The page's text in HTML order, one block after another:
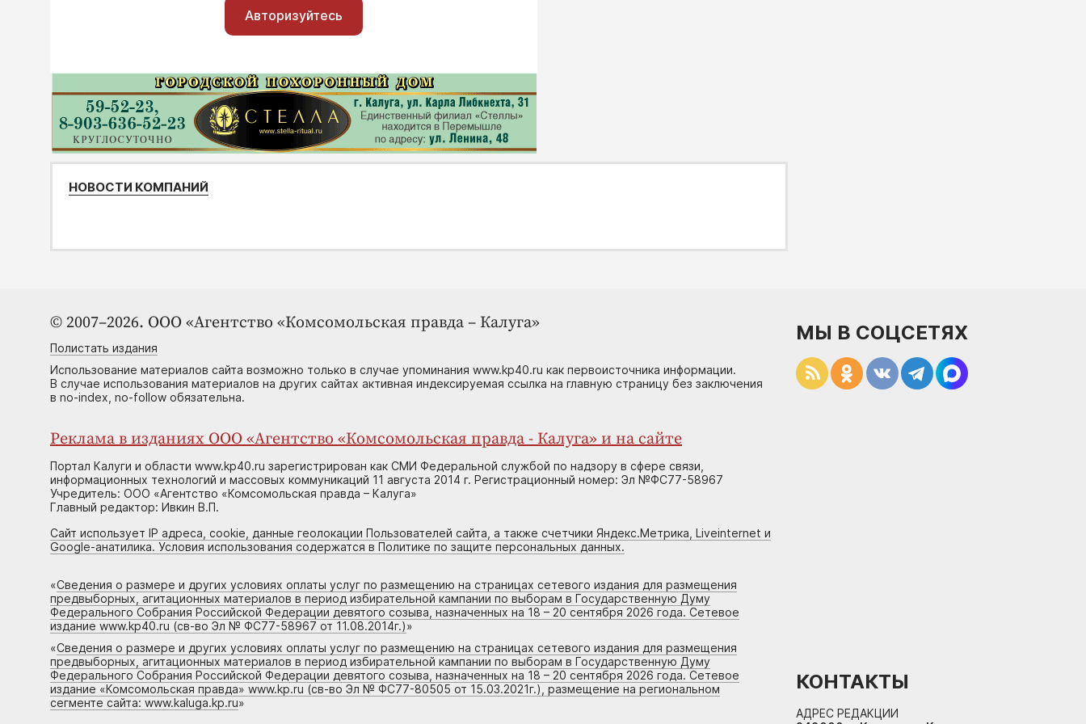
Авторизуйтесь
НОВОСТИ КОМПАНИЙ
© 2007–2026. ООО «Агентство «Комсомольская правда – Калуга»
Полистать издания
Использование материалов сайта возможно только в случае упоминания www.kp40.ru как первоисточника информации.
В случае использования материалов на других сайтах активная индексируемая ссылка на главную страницу без заключения
в no-index, no-follow обязательна.
Реклама в изданиях ООО «Агентство «Комсомольская правда - Калуга» и на сайте
Портал Калуги и области www.kp40.ru зарегистрирован как СМИ Федеральной службой по надзору в сфере связи,
информационных технологий и массовых коммуникаций 11 августа 2014 г. Регистрационный номер: Эл №ФС77-58967
Учредитель: ООО «Агентство «Комсомольская правда – Калуга»
Главный редактор: Ивкин В.П.
Сайт использует IP адреса, cookie, данные геолокации Пользователей сайта, а также счетчики Яндекс.Метрика, Liveinternet и
Google-анатилика. Условия использования содержатся в Политике по защите персональных данных.
«Сведения о размере и других условиях оплаты услуг по размещению на страницах сетевого издания для размещения
предвыборных, агитационных материалов в период избирательной кампании по выборам в Государственную Думу
Федерального Собрания Российской Федерации девятого созыва, назначенных на 18 – 20 сентября 2026 года. Сетевое
издание www.kp40.ru (св-во Эл № ФС77-58967 от 11.08.2014г.)»
«Сведения о размере и других условиях оплаты услуг по размещению на страницах сетевого издания для размещения
предвыборных, агитационных материалов в период избирательной кампании по выборам в Государственную Думу
Федерального Собрания Российской Федерации девятого созыва, назначенных на 18 – 20 сентября 2026 года. Сетевое
издание «Комсомольская правда» www.kp.ru (св-во Эл № ФС77-80505 от 15.03.2021г.), размещение на региональном
сегменте сайта: www.kaluga.kp.ru»
МЫ В СОЦСЕТЯХ
КОНТАКТЫ
АДРЕС РЕДАКЦИИ